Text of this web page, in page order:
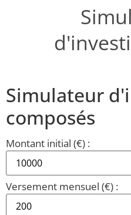
Simulateur
composés
Montant initial (€) :
Versement mensuel (€) :